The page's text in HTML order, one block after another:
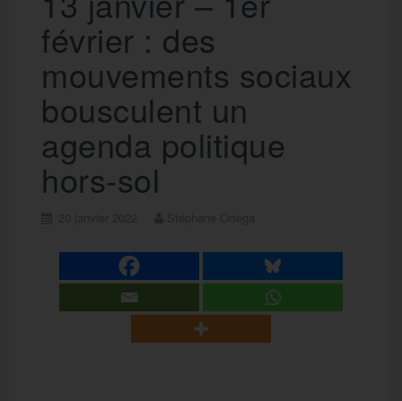
février : des
mouvements sociaux
bousculent un
agenda politique
hors-sol